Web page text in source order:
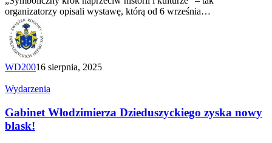
Narodowej
Galerii
Sztuki
we
Lwowie
organizatorzy opisali wystawę, którą od 6 września…
WD20016 sierpnia, 2025
Gabinet
Dzieduszyckiego
zyska
nowy
Wydarzenia
Gabinet Włodzimierza Dzieduszyckiego zyska nowy
blask!